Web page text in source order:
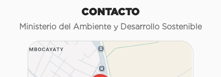
CONTACTO
Ministerio del Ambiente y Desarrollo Sostenible